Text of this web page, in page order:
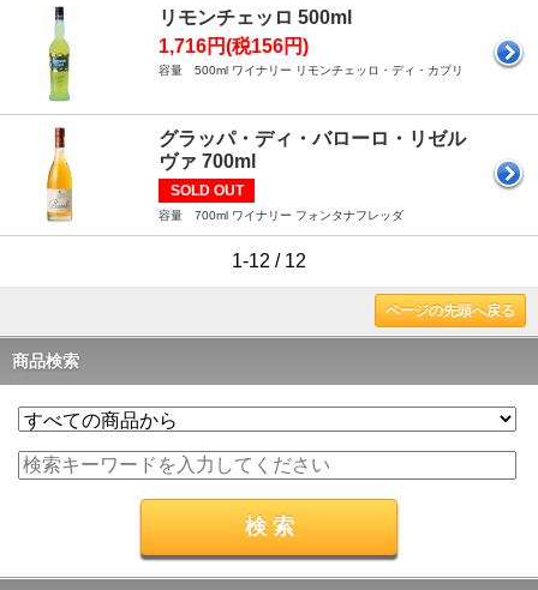
リモンチェッロ 500ml
1,716円(税156円)
容量 500ml ワイナリー リモンチェッロ・ディ・カプリ
グラッパ・ディ・バローロ・リゼル
ヴァ 700ml
SOLD OUT
容量 700ml ワイナリー フォンタナフレッダ
1-12 / 12
ページの先頭へ戻る
商品検索